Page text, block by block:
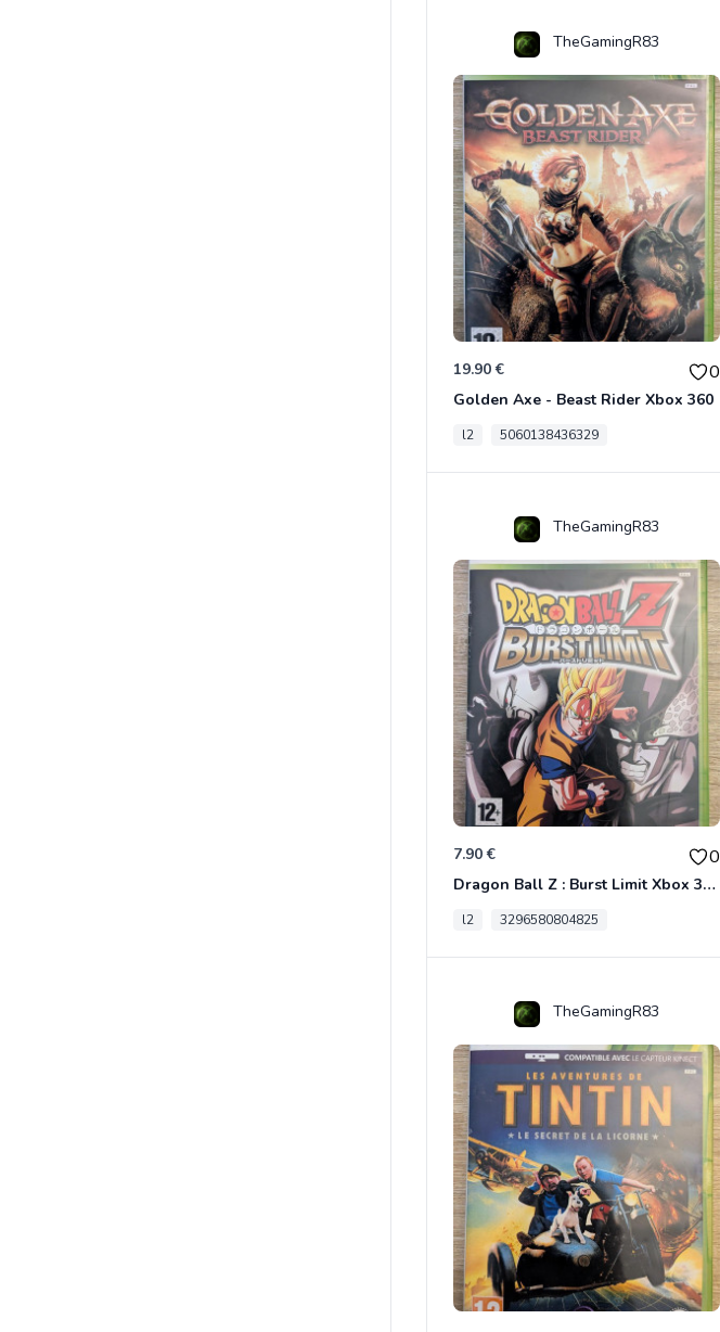
TheGamingR83
19.90 € 0
Golden Axe - Beast Rider Xbox 360
l2 5060138436329
TheGamingR83
7.90 € 0
Dragon Ball Z : Burst Limit Xbox 360
l2 3296580804825
TheGamingR83